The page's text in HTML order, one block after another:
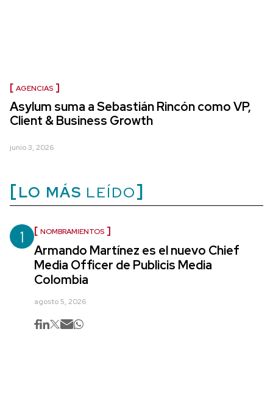
AGENCIAS
Asylum suma a Sebastián Rincón como VP,
Client & Business Growth
junio 3, 2026
LO MÁS LEÍDO
1 NOMBRAMIENTOS
Armando Martínez es el nuevo Chief
Media Officer de Publicis Media
Colombia
agosto 5, 2026